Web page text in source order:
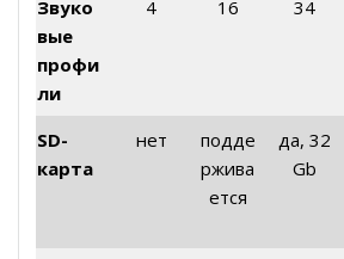
Звуко
вые
профи
ли
4 16 34
SD-
карта
нет
подде
ржива
ется
да, 32
Gb